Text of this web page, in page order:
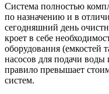
Система полностью
по назначению и в
сегодняшний день
кроет в себе
оборудования (емкостей
насосов для подачи воды
правило превышает
систем.